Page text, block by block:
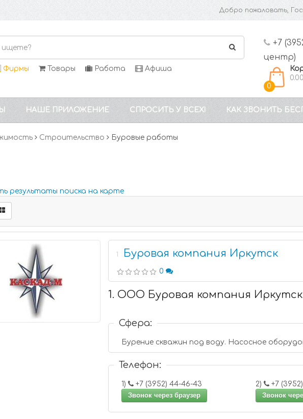
Добро пожаловать,
Фирмы Товары Работа Афиша
+7
центр)
0
0.00
НАШЕ ПРИЛОЖЕНИЕ СПРОСИТЬ У ВСЕХ! КАК ЗВОНИТЬ
Строительство Буровые работы
результаты поиска на карте
1 Буровая компания Иркутск
0
1. ООО Буровая компания Иркутск
Сфера:
Бурение скважин под воду. Насосное
Телефон:
1)
+7 (3952) 44-46-43
Звонок через браузер
2)
Звонок